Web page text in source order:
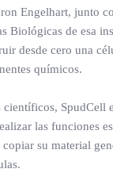
Engelhart, junto
Biológicas de esa
desde cero una
químicos.
SpudCell
las funciones
copiar su material